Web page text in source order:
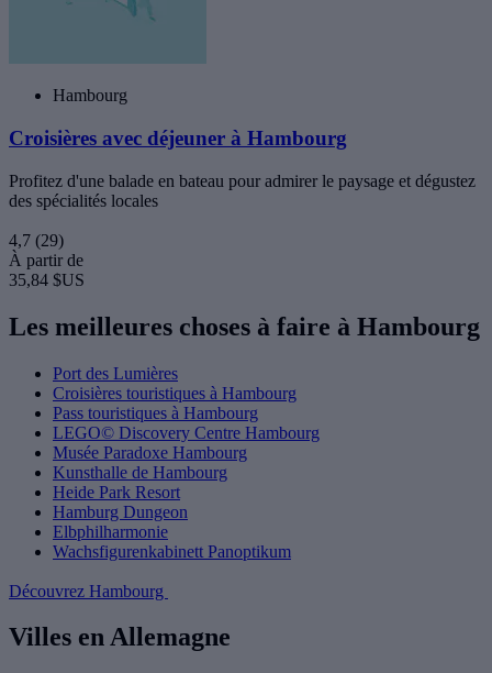
Hambourg
Croisières avec déjeuner à Hambourg
Profitez d'une balade en bateau pour admirer le paysage et dégustez
des spécialités locales
4,7 (29)
À partir de
35,84 $US
Les meilleures choses à faire à Hambourg
Port des Lumières
Croisières touristiques à Hambourg
Pass touristiques à Hambourg
LEGO© Discovery Centre Hambourg
Musée Paradoxe Hambourg
Kunsthalle de Hambourg
Heide Park Resort
Hamburg Dungeon
Elbphilharmonie
Wachsfigurenkabinett Panoptikum
Découvrez Hambourg
Villes en Allemagne